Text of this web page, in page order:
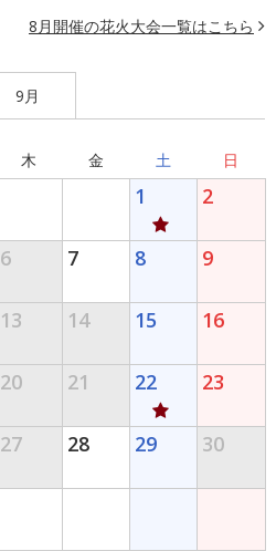
8月開催の花火大会一覧はこちら
9月
木 金 土 日
1 2
6 7 8 9
13 14 15 16
20 21 22 23
27 28 29 30